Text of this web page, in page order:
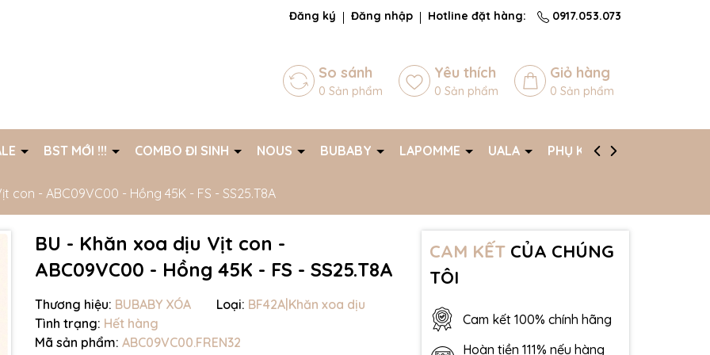
chờ đợi bạn Đăng ký Đăng nhập Hotline đặt hàng: 0917.053.073
So sánh
0 Sản phẩm
Yêu thích
0 Sản phẩm
Giỏ hàng
0 Sản phẩm
BST MỚI !!! COMBO ĐI SINH NOUS BUBABY LAPOMME UALA PHỤ KIỆN
con - ABC09VC00 - Hồng 45K - FS - SS25.T8A
BU - Khăn xoa dịu Vịt con -
ABC09VC00 - Hồng 45K - FS - SS25.T8A
Thương hiệu: BUBABY XÓA Loại: BF42A|Khăn xoa dịu
Tình trạng: Hết hàng
Mã sản phẩm: ABC09VC00.FREN32
CAM KẾTCỦA CHÚNG
TÔI
Cam kết 100% chính hãng
Hoàn tiền 111% nếu hàng
Mã giảm giá: